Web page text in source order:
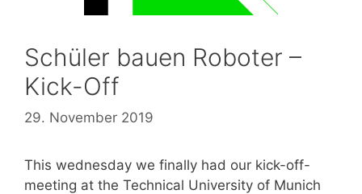
Schüler bauen Roboter –
Kick-Off
29. November 2019
This wednesday we finally had our kick-off-
meeting at the Technical University of Munich